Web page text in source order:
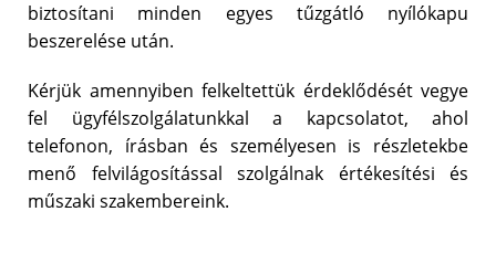
biztosítani minden egyes tűzgátló nyílókapu
beszerelése után.
Kérjük amennyiben felkeltettük érdeklődését vegye
fel ügyfélszolgálatunkkal a kapcsolatot, ahol
telefonon, írásban és személyesen is részletekbe
menő felvilágosítással szolgálnak értékesítési és
műszaki szakembereink.